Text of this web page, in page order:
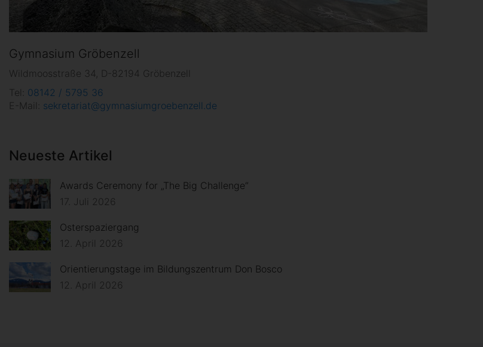
Gymnasium Gröbenzell
Wildmoosstraße 34, D-82194 Gröbenzell
Tel: 08142 / 5795 36
E-Mail: sekretariat@gymnasiumgroebenzell.de
Neueste Artikel
Awards Ceremony for „The Big Challenge“
17. Juli 2026
Osterspaziergang
12. April 2026
Orientierungstage im Bildungszentrum Don Bosco
12. April 2026